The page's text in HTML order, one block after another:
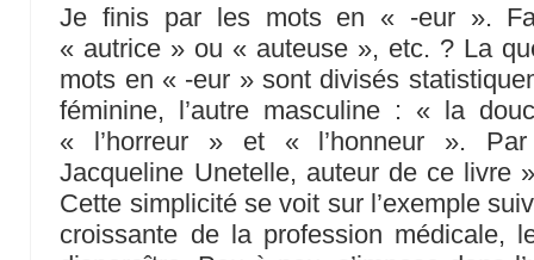
Je finis par les mots en « -eur ».
« autrice » ou « auteuse », etc. ? La
mots en « -eur » sont divisés
féminine, l’autre masculine : « la
« l’horreur » et « l’honneur ». Par
Jacqueline Unetelle, auteur de ce livre
Cette simplicité se voit sur l’exemple
croissante de la profession médicale,